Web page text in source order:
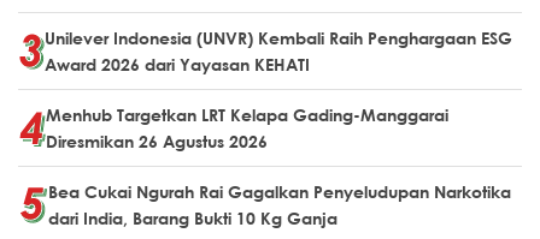
Unilever Indonesia (UNVR) Kembali Raih Penghargaan ESG
Award 2026 dari Yayasan KEHATI
Menhub Targetkan LRT Kelapa Gading-Manggarai
Diresmikan 26 Agustus 2026
Bea Cukai Ngurah Rai Gagalkan Penyeludupan Narkotika
dari India, Barang Bukti 10 Kg Ganja